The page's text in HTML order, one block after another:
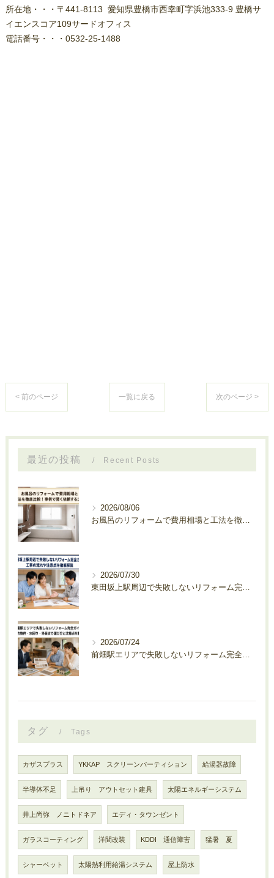
所在地・・・〒441-8113 愛知県豊橋市西幸町字浜池333-9 豊橋サ
イエンスコア109サードオフィス
電話番号・・・0532-25-1488
< 前のページ 一覧に戻る 次のページ >
最近の投稿 Recent Posts
2026/08/06
お風呂のリフォームで費用相場と工法を徹底比較！事例で賢く依頼するコツ
2026/07/30
東田坂上駅周辺で失敗しないリフォーム完全ガイド｜工事の流れや注意点を徹底解説
2026/07/24
前畑駅エリアで失敗しないリフォーム完全ガイド｜中古物件・水回り・外装まで選び方と注意点を解説
タグ Tags
カザスプラス YKKAP スクリーンパーティション 給湯器故障
半導体不足 上吊り アウトセット建具 太陽エネルギーシステム
井上尚弥 ノニトドネア エディ・タウンゼント
ガラスコーティング 洋間改装 KDDI 通信障害 猛暑 夏
シャーベット 太陽熱利用給湯システム 屋上防水